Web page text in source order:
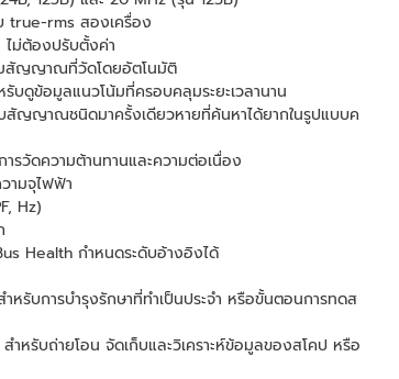
true-rms สองเครื่อง
ม่ต้องปรับตั้งค่า
มสัญญาณที่วัดโดยอัตโนมัติ
ดูข้อมูลแนวโน้มที่ครอบคลุมระยะเวลานาน
ญญาณชนิดมาครั้งเดียวหายที่ค้นหาได้ยากในรูปแบบค
วัดความต้านทานและความต่อเนื่อง
ามจุไฟฟ้า
Hz)
Health กำหนดระดับอ้างอิงได้
รับการบำรุงรักษาที่ทำเป็นประจำ หรือขั้นตอนการทดส
หรับถ่ายโอน จัดเก็บและวิเคราะห์ข้อมูลของสโคป หรือ